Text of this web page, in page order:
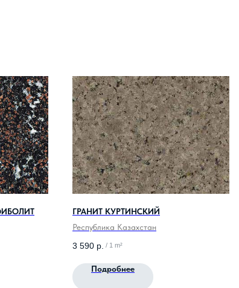
ГРАНИТ КУРТИНСКИЙ
Республика Казахстан
3 590 р. / 1 m²
Подробнее